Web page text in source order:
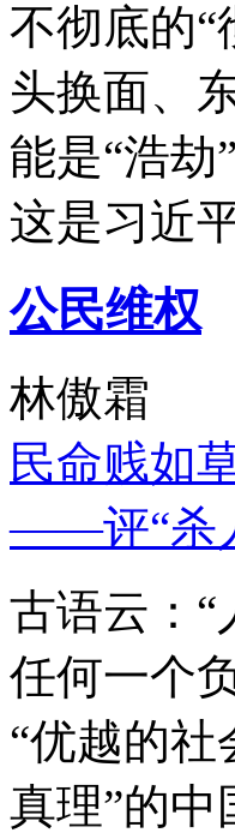
不彻底的“
头换面、
能是“浩
这是习近
公民维权
林傲霜
民命贱如
——评“杀
古语云：“
任何一个
“优越的社
真理”的